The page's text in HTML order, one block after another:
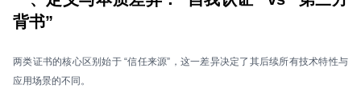
背书”
两类证书的核心区别始于 “信任来源”，这一差异决定了其后续所有技术特性与
应用场景的不同。